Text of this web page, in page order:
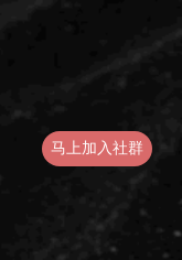
马上加入社群